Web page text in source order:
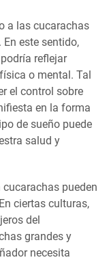
a las cucarachas
este sentido,
reflejar
o mental. Tal
el control sobre
en la forma
de sueño puede
salud y
pueden
ciertas culturas,
del
grandes y
necesita